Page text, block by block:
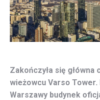
Zakończyła się
wieżowcu Varso Tower.
Warszawy budynek